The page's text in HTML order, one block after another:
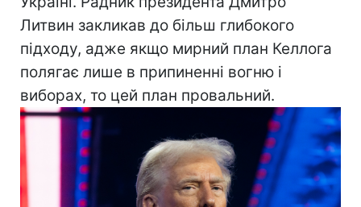
Литвин закликав до більш глибокого
підходу, адже якщо мирний план Келлога
полягає лише в припиненні вогню і
виборах, то цей план провальний.